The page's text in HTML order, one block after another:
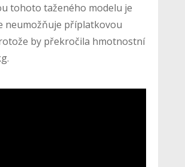
tohoto taženého modelu je
neumožňuje příplatkovou
by překročila hmotnostní